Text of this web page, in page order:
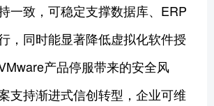
一致，可稳定支撑数据库、ERP
，同时能显著降低虚拟化软件授
产品停服带来的安全风
支持渐进式信创转型，企业可维